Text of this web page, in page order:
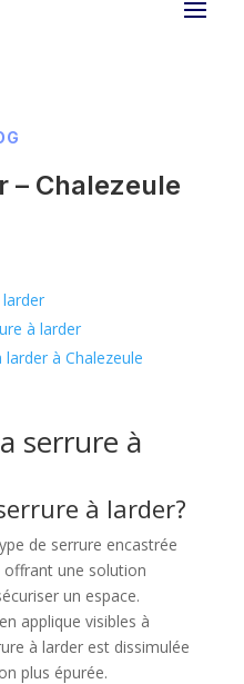
– Chalezeule
à larder
larder à Chalezeule
serrure à
à larder?
de serrure encastrée
offrant une solution
un espace.
applique visibles à
à larder est dissimulée
plus épurée.